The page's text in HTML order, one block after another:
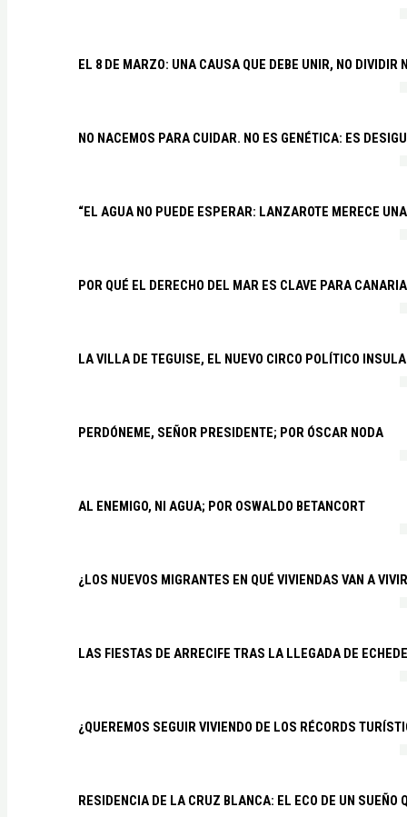
EL 8 DE MARZO: UNA CAUSA QUE DEBE UNIR, NO DIVIDIR
NO NACEMOS PARA CUIDAR. NO ES GENÉTICA: ES
“EL AGUA NO PUEDE ESPERAR: LANZAROTE MERECE
POR QUÉ EL DERECHO DEL MAR ES CLAVE PARA
LA VILLA DE TEGUISE, EL NUEVO CIRCO POLÍTICO
PERDÓNEME, SEÑOR PRESIDENTE; POR ÓSCAR NODA
AL ENEMIGO, NI AGUA; POR OSWALDO BETANCORT
¿LOS NUEVOS MIGRANTES EN QUÉ VIVIENDAS VAN A
LAS FIESTAS DE ARRECIFE TRAS LA LLEGADA DE
¿QUEREMOS SEGUIR VIVIENDO DE LOS RÉCORDS
RESIDENCIA DE LA CRUZ BLANCA: EL ECO DE UN SUEÑO